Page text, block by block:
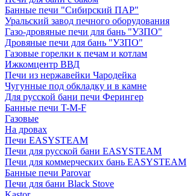
Банные печи "Сибирский ПАР"
Уральский завод печного оборудования
Газо-дровяные печи для бань "УЗПО"
Дровяные печи для бань "УЗПО"
Газовые горелки к печам и котлам
Ижкомцентр ВВД
Печи из нержавейки Чародейка
Чугунные под обкладку и в камне
Для русской бани печи Ферингер
Банные печи T-M-F
Газовые
На дровах
Печи EASYSTEAM
Печи для русской бани EASYSTEAM
Печи для коммерческих бань EASYSTEAM
Банные печи Parovar
Печи для бани Black Stove